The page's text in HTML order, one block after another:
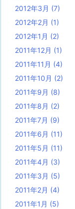
2012年3月 (7)
2012年2月 (1)
2012年1月 (2)
2011年12月 (1)
2011年11月 (4)
2011年10月 (2)
2011年9月 (8)
2011年8月 (2)
2011年7月 (9)
2011年6月 (11)
2011年5月 (11)
2011年4月 (3)
2011年3月 (5)
2011年2月 (4)
2011年1月 (5)